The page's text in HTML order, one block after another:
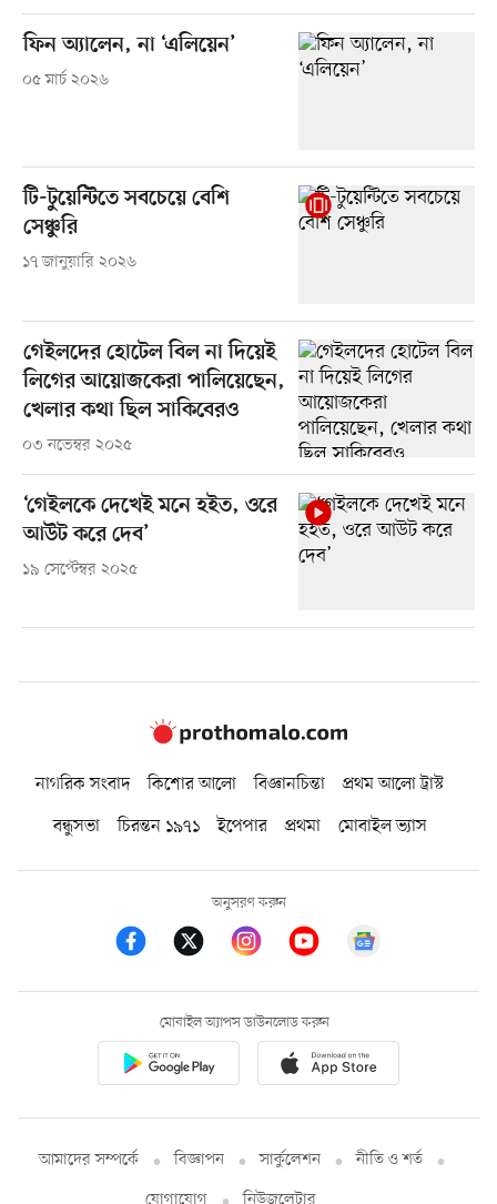
ফিন অ্যালেন, না ‘এলিয়েন’
০৫ মার্চ ২০২৬
টি-টুয়েন্টিতে সবচেয়ে বেশি
সেঞ্চুরি
১৭ জানুয়ারি ২০২৬
গেইলদের হোটেল বিল না দিয়েই
লিগের আয়োজকেরা পালিয়েছেন,
খেলার কথা ছিল সাকিবেরও
০৩ নভেম্বর ২০২৫
‘গেইলকে দেখেই মনে হইত, ওরে
আউট করে দেব’
১৯ সেপ্টেম্বর ২০২৫
নাগরিক সংবাদ কিশোর আলো বিজ্ঞানচিন্তা
প্রথম আলো ট্রাস্ট
বন্ধুসভা
চিরন্তন ১৯৭১ ইপেপার প্রথমা মোবাইল ভ্যাস
অনুসরণ করুন
মোবাইল অ্যাপস ডাউনলোড করুন
আমাদের সম্পর্কে বিজ্ঞাপন সার্কুলেশন
নীতি ও শর্ত